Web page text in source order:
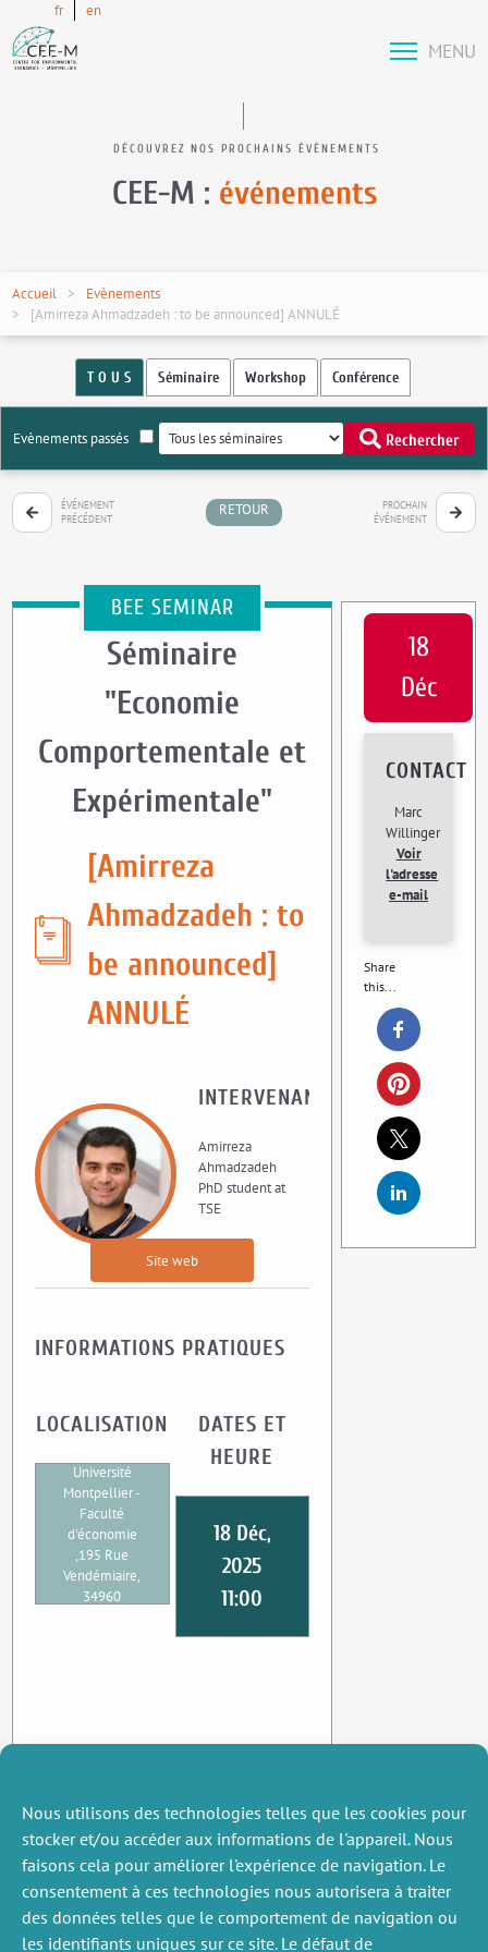
Nous utilisons des technologies telles que les cookies pour
stocker et/ou accéder aux informations de l'appareil. Nous
faisons cela pour améliorer l'expérience de navigation. Le
consentement à ces technologies nous autorisera à traiter
des données telles que le comportement de navigation ou
les identifiants uniques sur ce site. Le défaut de
fr en
MENU
DÉCOUVREZ NOS PROCHAINS ÉVÉNEMENTS
CEE-M : événements
Accueil
Evènements
[Amirreza Ahmadzadeh : to be announced] ANNULÉ
T O U S Séminaire Workshop Conférence
Evènements passés Rechercher
ÉVÉNEMENT
PRÉCÉDENT
RETOUR
PROCHAIN
ÉVÉNEMENT
BEE SEMINAR
Séminaire
"Economie
Comportementale et
Expérimentale"
[Amirreza
Ahmadzadeh : to
be announced]
ANNULÉ
INTERVENANT
Amirreza
Ahmadzadeh
PhD student at
TSE
Site web
INFORMATIONS PRATIQUES
LOCALISATION
Université
Montpellier -
Faculté
d'économie
,195 Rue
Vendémiaire,
34960
DATES ET
HEURE
18 Déc,
2025
11:00
18
Déc
CONTACT
Marc
Willinger
Voir
l'adresse
e-mail
Share
this...